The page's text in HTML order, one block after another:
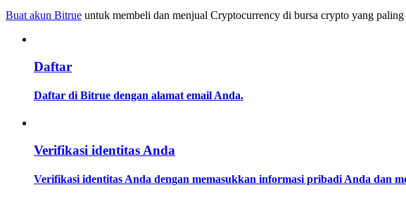
Informasi
Analisis data besar termasuk info perdagangan, dll.
Buat akun Bitrue untuk membeli dan menjual Cryptocurrency di bursa crypto yang paling
Daftar
Daftar di Bitrue dengan alamat email Anda.
Verifikasi identitas Anda
Verifikasi identitas Anda dengan memasukkan informasi pribadi Anda dan